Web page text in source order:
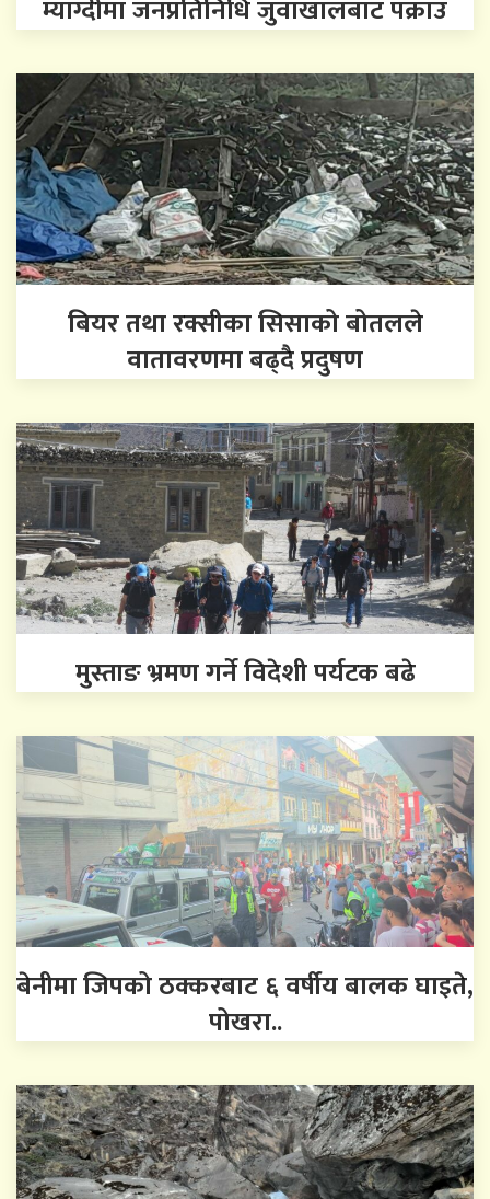
म्याग्दीमा जनप्रतिनिधि जुवाखालबाट पक्राउ
बियर तथा रक्सीका सिसाको बोतलले
वातावरणमा बढ्दै प्रदुषण
मुस्ताङ भ्रमण गर्ने विदेशी पर्यटक बढे
बेनीमा जिपको ठक्करबाट ६ वर्षीय बालक घाइते,
पोखरा..